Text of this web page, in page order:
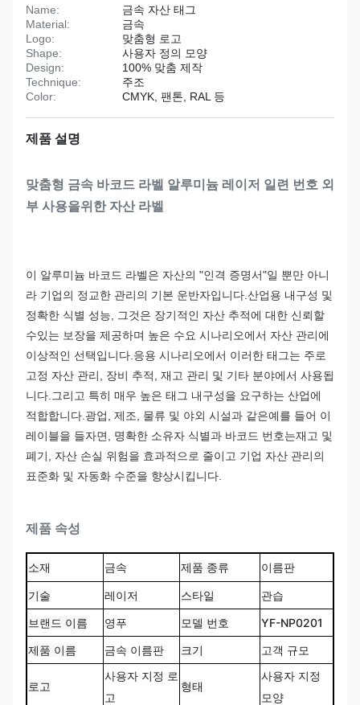
Name:
금속 자산 태그
Material:
금속
Logo:
맞춤형 로고
Shape:
사용자 정의 모양
Design:
100% 맞춤 제작
Technique:
주조
Color:
CMYK, 팬톤, RAL 등
제품 설명
맞춤형 금속 바코드 라벨 알루미늄 레이저 일련 번호 외
부 사용을위한 자산 라벨
이 알루미늄 바코드 라벨은 자산의 "인격 증명서"일 뿐만 아니
라 기업의 정교한 관리의 기본 운반자입니다.산업용 내구성 및
정확한 식별 성능, 그것은 장기적인 자산 추적에 대한 신뢰할
수있는 보장을 제공하며 높은 수요 시나리오에서 자산 관리에
이상적인 선택입니다. 응용 시나리오에서 이러한 태그는 주로
고정 자산 관리, 장비 추적, 재고 관리 및 기타 분야에서 사용됩
니다.그리고 특히 매우 높은 태그 내구성을 요구하는 산업에
적합합니다.광업, 제조, 물류 및 야외 시설과 같은예를 들어 이
레이블을 들자면, 명확한 소유자 식별과 바코드 번호는재고 및
폐기, 자산 손실 위험을 효과적으로 줄이고 기업 자산 관리의
표준화 및 자동화 수준을 향상시킵니다.
제품 속성
소재 금속 제품 종류 이름판
기술 레이저 스타일
관습
브랜드 이름
영푸 모델 번호
YF-NP0201
제품 이름
금속 이름판 크기 고객 규모
로고
사용자 지정 로
고
형태
사용자 지정
모양